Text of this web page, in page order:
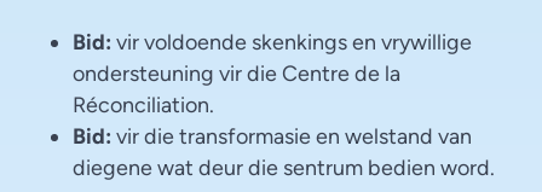
Bid: vir voldoende skenkings en vrywillige
ondersteuning vir die Centre de la
Réconciliation.
Bid: vir die transformasie en welstand van
diegene wat deur die sentrum bedien word.